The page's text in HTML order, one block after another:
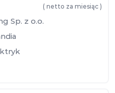
( netto za miesiąc )
Sp. z o.o.